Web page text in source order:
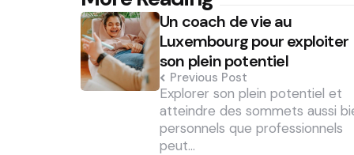
navigationUn coach de vie au
Luxembourg pour exploiter
son plein potentiel
Previous Post
Explorer son plein potentiel et
atteindre des sommets aussi
personnels que professionnels
peut…